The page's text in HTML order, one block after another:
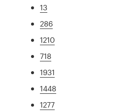
13
286
1210
718
1931
1448
1277